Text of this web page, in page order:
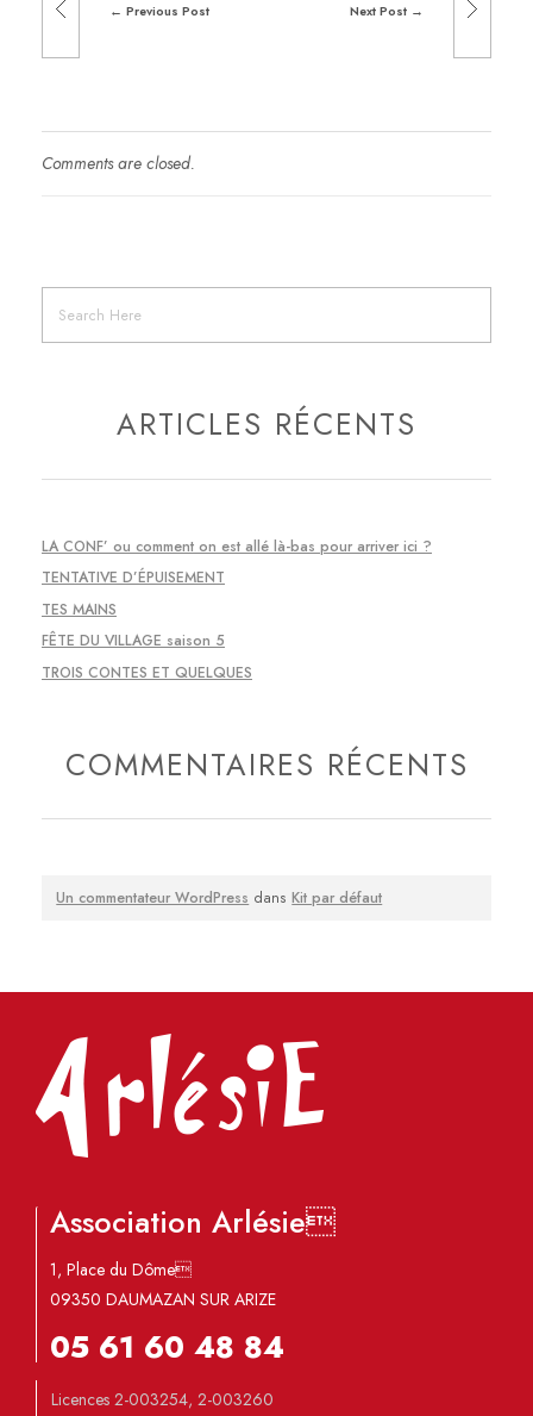
Previous Post Next Post
Comments are closed.
ARTICLES RÉCENTS
LA CONF’ ou comment on est allé là-bas pour arriver ici ?
TENTATIVE D’ÉPUISEMENT
TES MAINS
FÊTE DU VILLAGE saison 5
TROIS CONTES ET QUELQUES
COMMENTAIRES RÉCENTS
Un commentateur WordPress dansKit par défaut
Association Arlésie
1, Place du Dôme
09350 DAUMAZAN SUR ARIZE
05 61 60 48 84
Licences 2-003254, 2-003260